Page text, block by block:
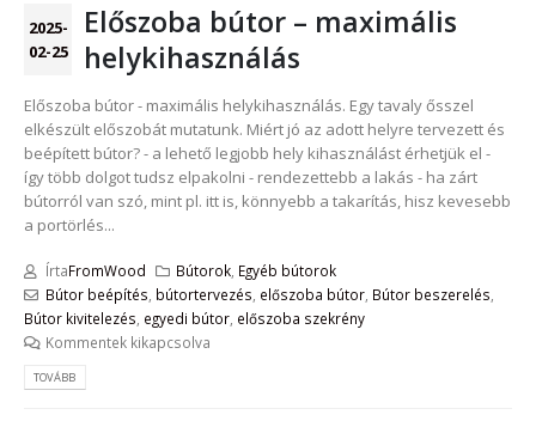
2025-
02-25
Előszoba bútor – maximális
helykihasználás
Előszoba bútor - maximális helykihasználás. Egy tavaly ősszel
elkészült előszobát mutatunk. Miért jó az adott helyre tervezett és
beépített bútor? - a lehető legjobb hely kihasználást érhetjük el -
így több dolgot tudsz elpakolni - rendezettebb a lakás - ha zárt
bútorról van szó, mint pl. itt is, könnyebb a takarítás, hisz kevesebb
a portörlés...
ÍrtaFromWood Bútorok Egyéb bútorok
Bútor beépítés bútortervezés előszoba bútor, Bútor beszerelés
Bútor kivitelezés egyedi bútor előszoba szekrény
Kommentek kikapcsolva
TOVÁBB